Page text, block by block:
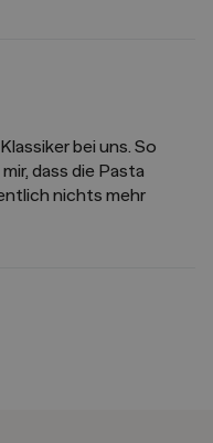
bei uns. So
dass die Pasta
nichts mehr